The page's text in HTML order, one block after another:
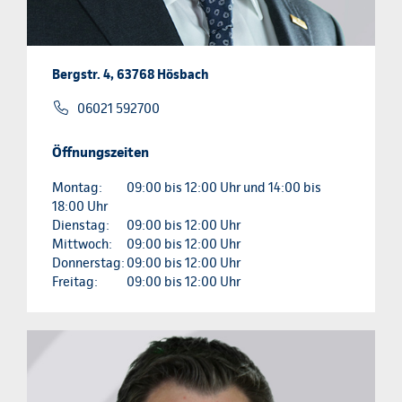
Bergstr. 4, 63768 Hösbach
06021 592700
Öffnungszeiten
Montag:
09:00 bis 12:00 Uhr und 14:00 bis
18:00 Uhr
Dienstag:
09:00 bis 12:00 Uhr
Mittwoch:
09:00 bis 12:00 Uhr
Donnerstag: 09:00 bis 12:00 Uhr
Freitag:
09:00 bis 12:00 Uhr